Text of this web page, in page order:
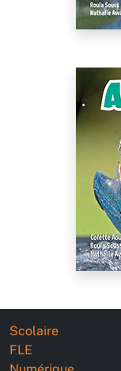
Scolaire
FLE